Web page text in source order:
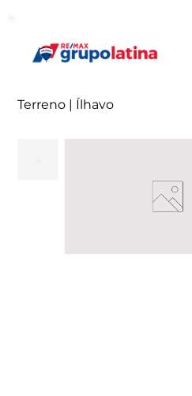
Terreno | Ílhavo